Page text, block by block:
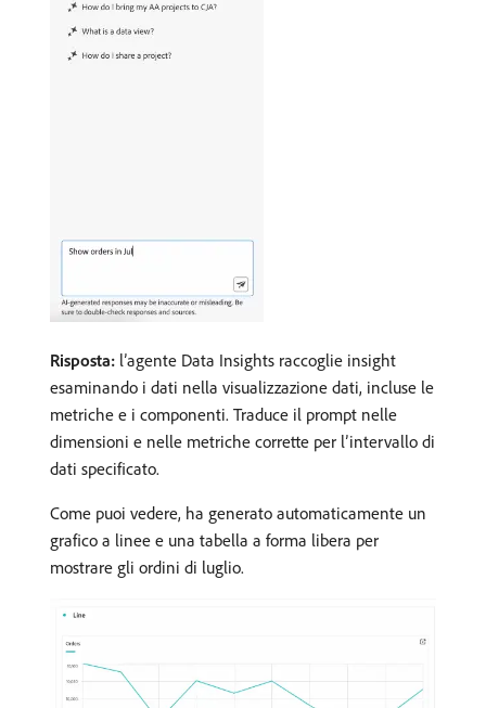
Risposta: l’agente Data Insights raccoglie insight
esaminando i dati nella visualizzazione dati, incluse le
metriche e i componenti. Traduce il prompt nelle
dimensioni e nelle metriche corrette per l’intervallo di
dati specificato.
Come puoi vedere, ha generato automaticamente un
grafico a linee e una tabella a forma libera per
mostrare gli ordini di luglio.